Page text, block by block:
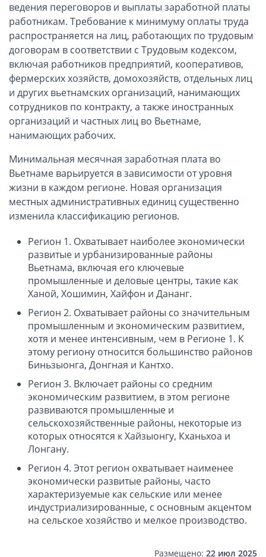
Ирландские партнерства LP
Компании в Сингапуре
Компании на Кипре
Канадские компании LTD
Канадские партнерства LP
Компании в США (Флорида)
Оффшорные компании
Оффшоры на Маршалловых Островах
Оффшоры в Панаме
Ликвидация зарубежных компаний
Открытие счёта
Открытие счета в платежной системе
Мерчант аккаунт
VAT номер (НДС)
Проверка названий Английских компаний
Регистрация торговой марки в UK и в Европе
Дополнительные услуги
Правовые услуги
Информация, статьи
ведения переговоров и выплаты заработной платы
работникам. Требование к минимуму оплаты труда
распространяется на лиц, работающих по трудовым
договорам в соответствии с Трудовым кодексом,
включая работников предприятий, кооперативов,
фермерских хозяйств, домохозяйств, отдельных лиц
и других вьетнамских организаций, нанимающих
сотрудников по контракту, а также иностранных
организаций и частных лиц во Вьетнаме,
нанимающих рабочих.
Минимальная месячная заработная плата во
Вьетнаме варьируется в зависимости от уровня
жизни в каждом регионе. Новая организация
местных административных единиц существенно
изменила классификацию регионов.
Регион 1. Охватывает наиболее экономически
развитые и урбанизированные районы
Вьетнама, включая его ключевые
промышленные и деловые центры, такие как
Ханой, Хошимин, Хайфон и Дананг.
Регион 2. Охватывает районы со значительным
промышленным и экономическим развитием,
хотя и менее интенсивным, чем в Регионе 1. К
этому региону относится большинство районов
Биньзыонга, Донгная и Кантхо.
Регион 3. Включает районы со средним
экономическим развитием, в этом регионе
развиваются промышленные и
сельскохозяйственные районы, некоторые из
которых относятся к Хайзыонгу, Кханьхоа и
Лонгану.
Регион 4. Этот регион охватывает наименее
экономически развитые районы, часто
характеризуемые как сельские или менее
индустриализированные, с основным акцентом
на сельское хозяйство и мелкое производство.
Размещено: 22 июл 2025